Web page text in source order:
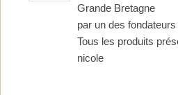
Grande Bretagne
par un des
Tous les produits
nicole